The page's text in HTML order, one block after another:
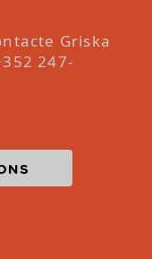
Griska
247-